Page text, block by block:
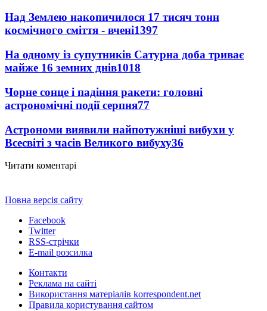
Над Землею накопичилося 17 тисяч тонн
космічного сміття - вчені1397
На одному із супутників Сатурна доба триває
майже 16 земних днів1018
Чорне сонце і падіння ракети: головні
астрономічні події серпня77
Астрономи виявили найпотужніші вибухи у
Всесвіті з часів Великого вибуху36
Читати коментарі
Повна версія сайту
Facebook
Twitter
RSS-стрічки
E-mail розсилка
Контакти
Реклама на сайті
Використання матеріалів korrespondent.net
Правила користування сайтом